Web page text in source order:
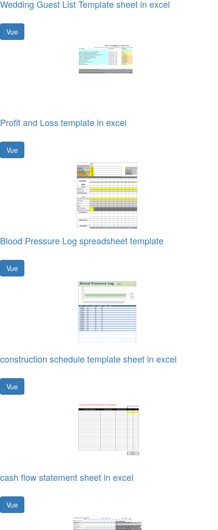
Wedding Guest List Template sheet in excel
Vue
Profit and Loss template in excel
Vue
Blood Pressure Log spreadsheet template
Vue
construction schedule template sheet in excel
Vue
cash flow statement sheet in excel
Vue